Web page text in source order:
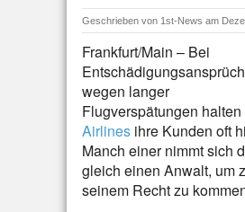
Geschrieben von 1st-News am
Frankfurt/Main – Bei
wegen langer
Flugverspätungen halten
Airlines ihre Kunden oft
Manch einer nimmt sich
gleich einen Anwalt, um
seinem Recht zu